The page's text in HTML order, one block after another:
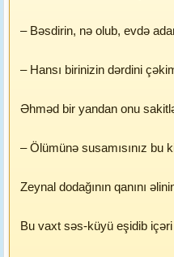
– Bəsdirin, nə olub, evdə
– Hansı birinizin dərdini
Əhməd bir yandan onu
– Ölümünə susamısınız bu
Zeynal dodağının qanını
Bu vaxt səs-küyü eşidib